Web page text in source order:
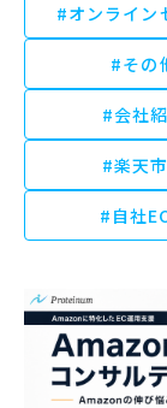
#オンライン
#その
#会社
#楽天
#自社